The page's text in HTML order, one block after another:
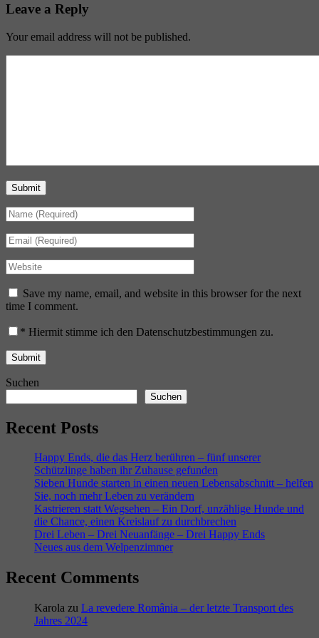
Leave a Reply
Your email address will not be published.
Submit
Save my name, email, and website in this browser for the next
time I comment.
* Hiermit stimme ich den Datenschutzbestimmungen zu.
Suchen
Suchen
Recent Posts
Happy Ends, die das Herz berühren – fünf unserer
Schützlinge haben ihr Zuhause gefunden
Sieben Hunde starten in einen neuen Lebensabschnitt – helfen
Sie, noch mehr Leben zu verändern
Kastrieren statt Wegsehen – Ein Dorf, unzählige Hunde und
die Chance, einen Kreislauf zu durchbrechen
Drei Leben – Drei Neuanfänge – Drei Happy Ends
Neues aus dem Welpenzimmer
Recent Comments
Karola zu La revedere România – der letzte Transport des
Jahres 2024